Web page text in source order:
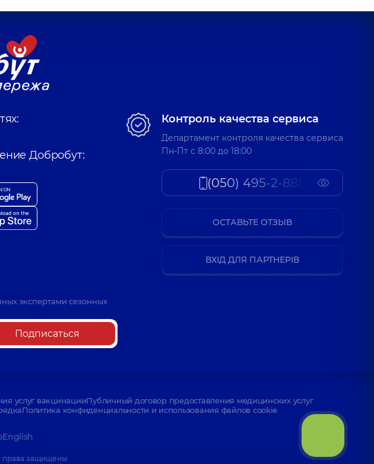
Добробут:
экспертами сезонных
Подписаться
Контроль качества сервиса
Департамент контроля качества сервиса
Пн-Пт c 8:00 до 18:00
(050) 495-2-888
ОСТАВЬТЕ ОТЗЫВ
ВХІД ДЛЯ ПАРТНЕРІВ
услуг вакцинацииПубличный договор предоставления медицинских услуг
Политика конфиденциальности и использования файлов cookie
English
права защищены